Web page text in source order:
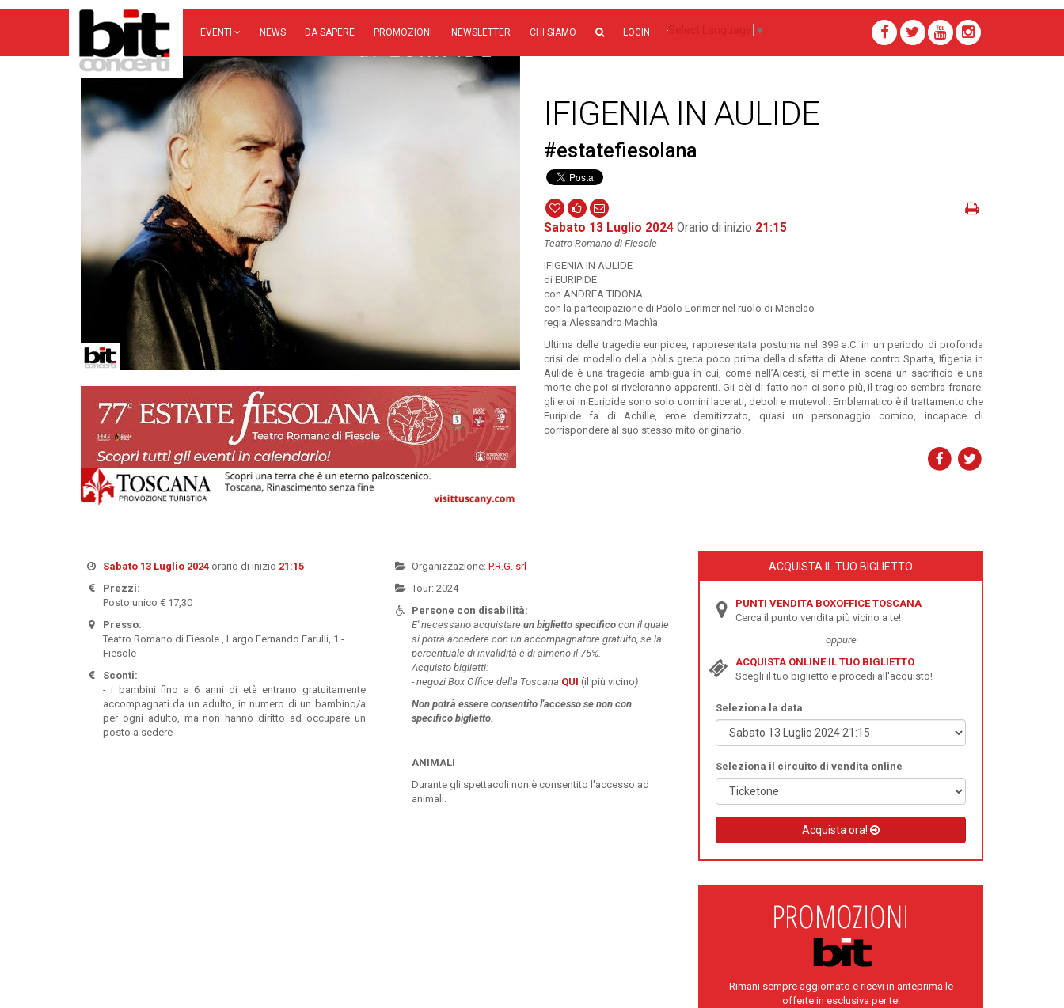
EVENTI NEWS DA SAPERE PROMOZIONI NEWSLETTER CHI SIAMO LOGIN ▼
IFIGENIA IN AULIDE
#estatefiesolana
Sabato 13 Luglio 2024 Orario di inizio 21:15
Teatro Romano di Fiesole
IFIGENIA IN AULIDE
di EURIPIDE
con ANDREA TIDONA
con la partecipazione di Paolo Lorimer nel ruolo di Menelao
regia Alessandro Machìa
Ultima delle tragedie euripidee, rappresentata postuma nel 399 a.C. in un periodo di profonda
crisi del modello della pòlis greca poco prima della disfatta di Atene contro Sparta, Ifigenia in
Aulide è una tragedia ambigua in cui, come nell’Alcesti, si mette in scena un sacrificio e una
morte che poi si riveleranno apparenti. Gli dèi di fatto non ci sono più, il tragico sembra franare:
gli eroi in Euripide sono solo uomini lacerati, deboli e mutevoli. Emblematico è il trattamento che
Euripide fa di Achille, eroe demitizzato, quasi un personaggio comico, incapace di
corrispondere al suo stesso mito originario.
Sabato 13 Luglio 2024orario di inizio 21:15
Prezzi:
Posto unico € 17,30
Presso:
Teatro Romano di Fiesole , Largo Fernando Farulli, 1 -
Fiesole
Sconti:
- i bambini fino a 6 anni di età entrano gratuitamente
accompagnati da un adulto, in numero di un bambino/a
per ogni adulto, ma non hanno diritto ad occupare un
posto a sedere
Organizzazione: P.R.G. srl
Tour: 2024
Persone con disabilità:
E' necessario acquistare un biglietto specificocon il quale
si potrà accedere con un accompagnatore gratuito, se la
percentuale di invalidità è di almeno il 75%.
Acquisto biglietti:
-negozi Box Office della Toscana QUI (il più vicino)
Non potrà essere consentito l'accesso se non con
specifico biglietto.
ANIMALI
Durante gli spettacoli non è consentito l'accesso ad
animali.
ACQUISTA IL TUO BIGLIETTO
PUNTI VENDITA BOXOFFICE TOSCANA
Cerca il punto vendita più vicino a te!
oppure
ACQUISTA ONLINE IL TUO BIGLIETTO
Scegli il tuo biglietto e procedi all'acquisto!
Seleziona la data
Seleziona il circuito di vendita online
Acquista ora!
Rimani sempre aggiornato e ricevi in anteprima le
offerte in esclusiva per te!